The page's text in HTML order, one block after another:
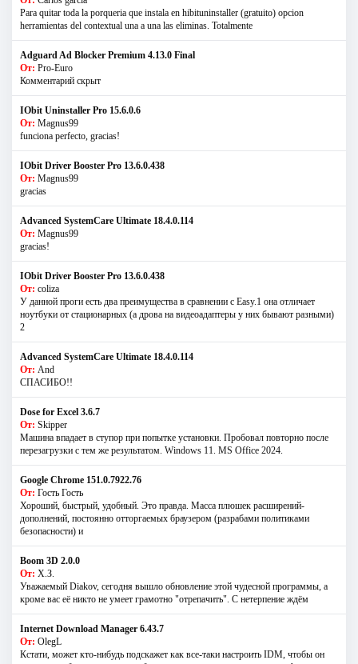
Para quitar toda la porqueria que instala en hibituninstaller (gratuito) opcion
herramientas del contextual una a una las eliminas. Totalmente
Adguard Ad Blocker Premium 4.13.0 Final
От: Pro-Euro
Комментарий скрыт
IObit Uninstaller Pro 15.6.0.6
От: Magnus99
funciona perfecto, gracias!
IObit Driver Booster Pro 13.6.0.438
От: Magnus99
gracias
Advanced SystemCare Ultimate 18.4.0.114
От: Magnus99
gracias!
IObit Driver Booster Pro 13.6.0.438
От: coliza
У данной проги есть два преимущества в сравнении с Easy.1 она отличает
ноутбуки от стационарных (а дрова на видеоадаптеры у них бывают разными)
2
Advanced SystemCare Ultimate 18.4.0.114
От: And
СПАСИБО!!
Dose for Excel 3.6.7
От: Skipper
Машина впадает в ступор при попытке установки. Пробовал повторно после
перезагрузки с тем же результатом. Windows 11. MS Offiсe 2024.
Google Chrome 151.0.7922.76
От: Гость Гость
Хороший, быстрый, удобный. Это правда. Масса плюшек расширений-
дополнений, постоянно отторгаемых браузером (разрабами политиками
безопасности) и
Boom 3D 2.0.0
От: Х.З.
Уважаемый Diakov, сегодня вышло обновление этой чудесной программы, а
кроме вас её никто не умеет грамотно "отрепачить". С нетерпение ждём
Internet Download Manager 6.43.7
От: OlegL
Кстати, может кто-нибудь подскажет как все-таки настроить IDM, чтобы он